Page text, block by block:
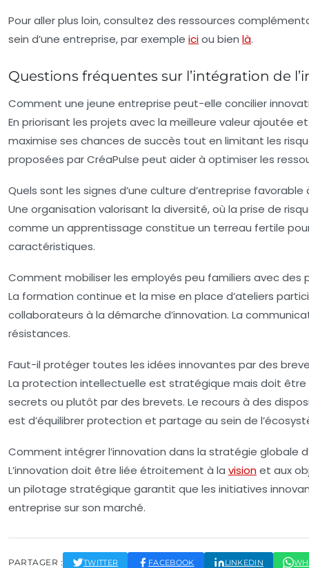
Pour aller plus loin, consultez des ressources
sein d’une entreprise, par exemple iciou bien là.
Questions fréquentes sur l’intégration de
Comment une jeune entreprise peut-elle concilier
En priorisant les projets avec la meilleure valeur ajoutée
maximise ses chances de succès tout en limitant les
proposées par CréaPulse peut aider à optimiser les
Quels sont les signes d’une culture d’entreprise favorable
Une organisation valorisant la diversité, où la prise de
comme un apprentissage constitue un terreau fertile
caractéristiques.
Comment mobiliser les employés peu familiers avec des
La formation continue et la mise en place d’ateliers
collaborateurs à la démarche d’innovation. La
résistances.
Faut-il protéger toutes les idées innovantes par des
La protection intellectuelle est stratégique mais doit
secrets ou plutôt par des brevets. Le recours à des
est d’équilibrer protection et partage au sein de
Comment intégrer l’innovation dans la stratégie globale
L’innovation doit être liée étroitement à la visionet aux
un pilotage stratégique garantit que les initiatives
entreprise sur son marché.
PARTAGER : TWITTER FACEBOOK LINKEDIN